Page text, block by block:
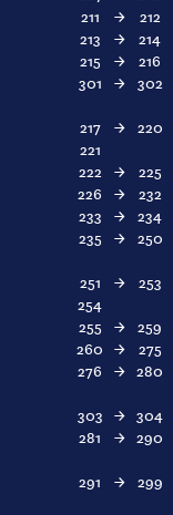
211
→ 212
213
→ 214
215
→ 216
301 → 302
217 → 220
221
222 → 225
226 → 232
233 → 234
235 → 250
251
→ 253
254
255 → 259
260 → 275
276 → 280
303 → 304
281
→ 290
291 → 299